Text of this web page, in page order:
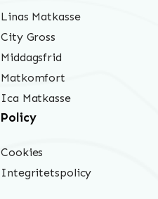
Linas Matkasse
City Gross
Middagsfrid
Matkomfort
Ica Matkasse
Policy
Cookies
Integritetspolicy